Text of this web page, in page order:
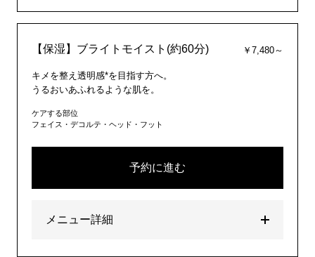
【保湿】ブライトモイスト(約60分) ￥7,480～
キメを整え透明感*を目指す方へ。
うるおいあふれるような肌を。
ケアする部位
フェイス・デコルテ・ヘッド・フット
予約に進む
メニュー詳細